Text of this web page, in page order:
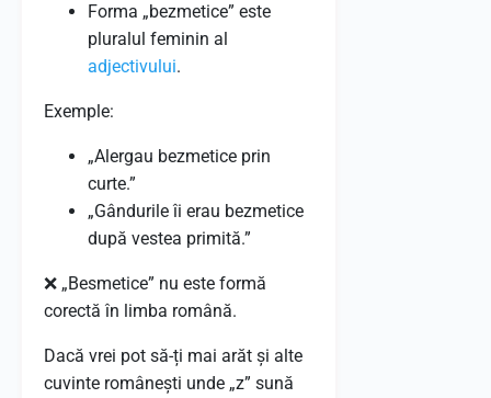
Forma „bezmetice” este
pluralul feminin al
adjectivului.
Exemple:
„Alergau bezmetice prin
curte.”
„Gândurile îi erau bezmetice
după vestea primită.”
❌ „Besmetice” nu este formă
corectă în limba română.
Dacă vrei pot să-ți mai arăt și alte
cuvinte românești unde „z” sună